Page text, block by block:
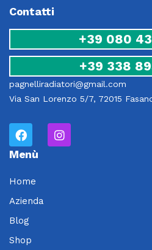
Contatti
+39 080
+39 338
pagnelliradiatori@gmail.com
Via San Lorenzo 5/7, 72015
Menù
Home
Azienda
Blog
Shop